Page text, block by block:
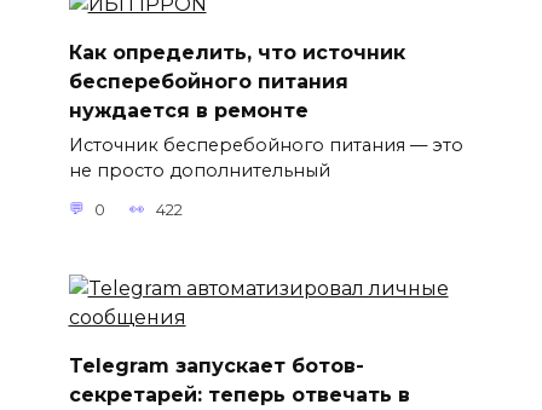
Как определить, что источник
бесперебойного питания
нуждается в ремонте
Источник бесперебойного питания — это
не просто дополнительный
0 422
Telegram запускает ботов-
секретарей: теперь отвечать в